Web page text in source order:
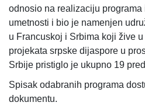
odnosio na realizaciju programa
umetnosti i bio je namenjen
u Francuskoj i Srbima koji žive
projekata srpske dijaspore u
Srbije pristiglo je ukupno 19
Spisak odabranih programa
dokumentu.